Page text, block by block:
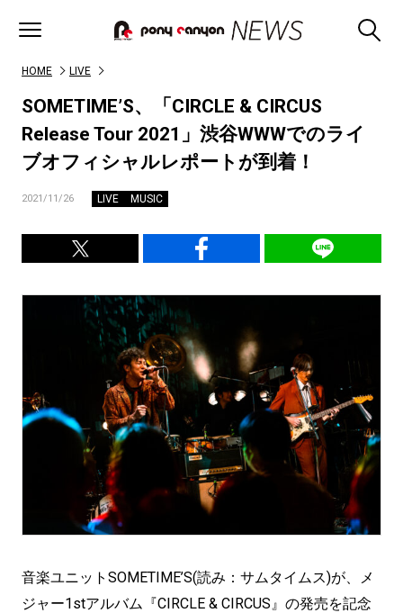
HOME LIVE
SOMETIME’S、「CIRCLE & CIRCUS
Release Tour 2021」渋谷WWWでのライ
ブオフィシャルレポートが到着！
2021/11/26 LIVE MUSIC
音楽ユニットSOMETIME’S(読み：サムタイムス)が、メ
ジャー1stアルバム『CIRCLE & CIRCUS』の発売を記念